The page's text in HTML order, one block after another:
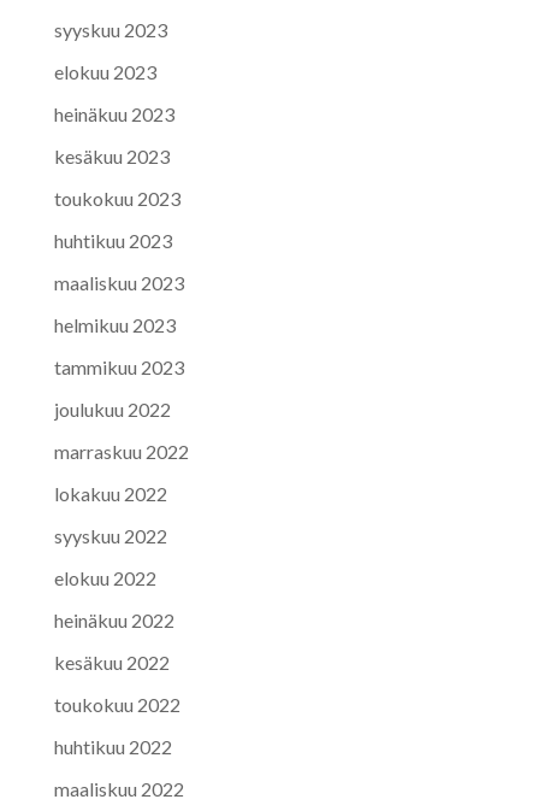
syyskuu 2023
elokuu 2023
heinäkuu 2023
kesäkuu 2023
toukokuu 2023
huhtikuu 2023
maaliskuu 2023
helmikuu 2023
tammikuu 2023
joulukuu 2022
marraskuu 2022
lokakuu 2022
syyskuu 2022
elokuu 2022
heinäkuu 2022
kesäkuu 2022
toukokuu 2022
huhtikuu 2022
maaliskuu 2022